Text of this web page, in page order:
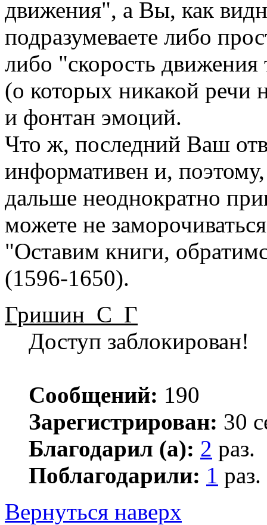
движения", а Вы, как
подразумеваете либо
либо "скорость движения
(о которых никакой
и фонтан эмоций.
Что ж, последний Ваш
информативен и, поэтому,
дальше неоднократно
можете не
"Оставим книги,
(1596-1650).
Гришин_С_Г
Доступ заблокирован!
Сообщений: 190
Зарегистрирован: 30
Благодарил (а): 2 раз.
Поблагодарили: 1 раз.
Вернуться наверх